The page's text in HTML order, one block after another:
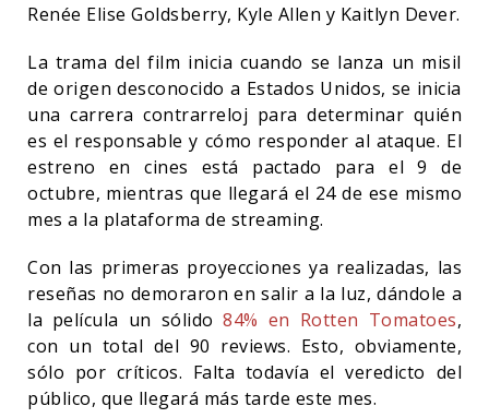
Renée Elise Goldsberry, Kyle Allen y Kaitlyn Dever.
La trama del film inicia cuando se lanza un misil
de origen desconocido a Estados Unidos, se inicia
una carrera contrarreloj para determinar quién
es el responsable y cómo responder al ataque. El
estreno en cines está pactado para el 9 de
octubre, mientras que llegará el 24 de ese mismo
mes a la plataforma de streaming.
Con las primeras proyecciones ya realizadas, las
reseñas no demoraron en salir a la luz, dándole a
la película un sólido84% en Rotten Tomatoes,
con un total del 90 reviews. Esto, obviamente,
sólo por críticos. Falta todavía el veredicto del
público, que llegará más tarde este mes.